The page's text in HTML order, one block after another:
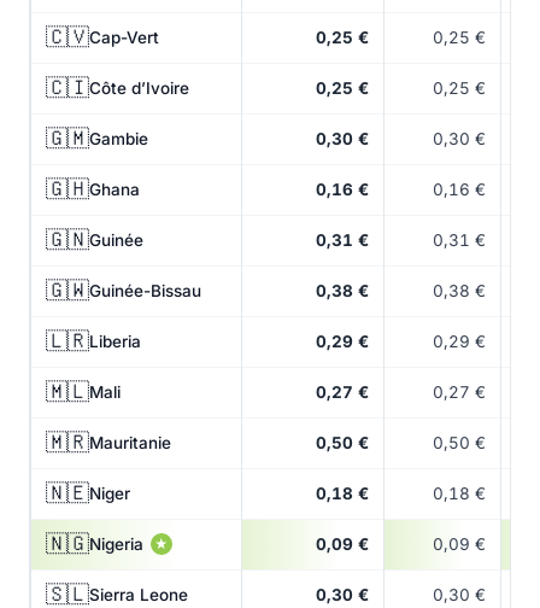
🇨🇻Cap-Vert 0,25 € 0,25 €
🇨🇮Côte d’Ivoire 0,25 € 0,25 €
🇬🇲Gambie 0,30 € 0,30 €
🇬🇭Ghana 0,16 € 0,16 €
🇬🇳Guinée 0,31 € 0,31 €
🇬🇼Guinée-Bissau 0,38 € 0,38 €
🇱🇷Liberia 0,29 € 0,29 €
🇲🇱Mali 0,27 € 0,27 €
🇲🇷Mauritanie 0,50 € 0,50 €
🇳🇪Niger 0,18 € 0,18 €
🇳🇬Nigeria ★ 0,09 € 0,09 €
🇸🇱Sierra Leone 0,30 € 0,30 €